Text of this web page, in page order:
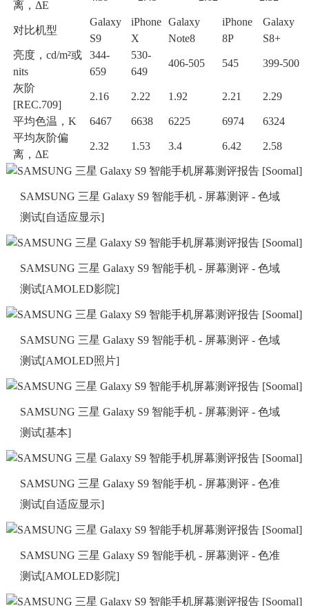
离，ΔE
对比机型
Galaxy
S9
iPhone
X
Galaxy
Note8
iPhone
8P
Galaxy
S8+
亮度，cd/m²或
nits
344-
659
530-
649
406-505 545 399-500
灰阶
[REC.709]
2.16 2.22 1.92 2.21 2.29
平均色温，K 6467 6638 6225 6974
6324
平均灰阶偏
离，ΔE
2.32 1.53 3.4 6.42 2.58
SAMSUNG 三星 Galaxy S9 智能手机 - 屏幕测评 - 色域
测试[自适应显示]
SAMSUNG 三星 Galaxy S9 智能手机 - 屏幕测评 - 色域
测试[AMOLED影院]
SAMSUNG 三星 Galaxy S9 智能手机 - 屏幕测评 - 色域
测试[AMOLED照片]
SAMSUNG 三星 Galaxy S9 智能手机 - 屏幕测评 - 色域
测试[基本]
SAMSUNG 三星 Galaxy S9 智能手机 - 屏幕测评 - 色准
测试[自适应显示]
SAMSUNG 三星 Galaxy S9 智能手机 - 屏幕测评 - 色准
测试[AMOLED影院]